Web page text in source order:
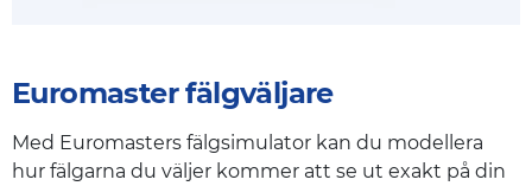
Euromaster fälgväljare
Med Euromasters fälgsimulator kan du modellera
hur fälgarna du väljer kommer att se ut exakt på din